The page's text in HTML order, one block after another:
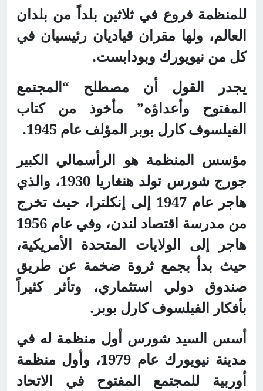
للمنظمة فروع في ثلاثين بلداً من بلدان
العالم، ولها مقران قياديان رئيسيان في
كل من نيويورك وبودابست.
يجدر القول أن مصطلح “المجتمع
المفتوح وأعداؤه” مأخوذ من كتاب
الفيلسوف كارل بوبر المؤلف عام 1945.
مؤسس المنظمة هو الرأسمالي الكبير
جورج شورس تولد هنغاريا 1930، والذي
هاجر عام 1947 إلى إنكلترا، حيث تخرج
من مدرسة اقتصاد لندن، وفي عام 1956
هاجر إلى الولايات المتحدة الأمريكية،
حيث بدأ بجمع ثروة ضخمة عن طريق
صندوق دولي استثماري، وتأثر كثيراً
بأفكار الفيلسوف كارل بوبر.
أسس السيد شورس أول منظمة له في
مدينة نيويورك عام 1979، وأول منظمة
أوربية للمجتمع المفتوح في الاتحاد